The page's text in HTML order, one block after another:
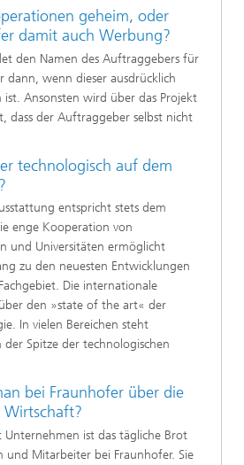
geheim, oder
damit auch Werbung?
den Namen des Auftraggebers für
dann, wenn dieser ausdrücklich
Ansonsten wird über das Projekt
dass der Auftraggeber selbst nicht
technologisch auf dem
entspricht stets dem
enge Kooperation von
und Universitäten ermöglicht
zu den neuesten Entwicklungen
Die internationale
den »state of the art« der
In vielen Bereichen steht
der Spitze der technologischen
bei Fraunhofer über die
Wirtschaft?
ist das tägliche Brot
und Mitarbeiter bei Fraunhofer. Sie